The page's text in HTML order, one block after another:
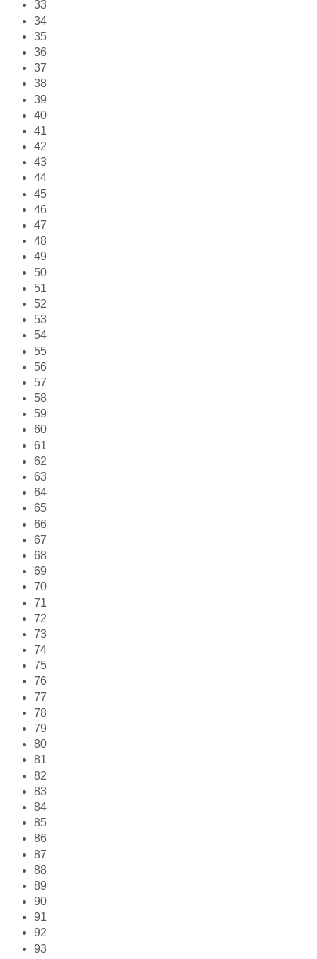
33
34
35
36
37
38
39
40
41
42
43
44
45
46
47
48
49
50
51
52
53
54
55
56
57
58
59
60
61
62
63
64
65
66
67
68
69
70
71
72
73
74
75
76
77
78
79
80
81
82
83
84
85
86
87
88
89
90
91
92
93